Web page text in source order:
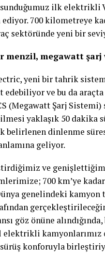
ilk elektrikli
ediyor. 700 kilometreye
sektöründe yeni bir
menzil, megawatt şarj
yeni bir tahrik
edebiliyor ve bu da
(Megawatt Şarj Sistemi)
yaklaşık 50 dakika
belirlenen dinlenme
geliyor.
ve
700 km’ye
genelindeki kamyon
göz önüne
sürüş konforuyla